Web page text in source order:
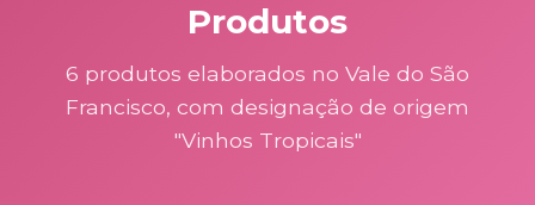
Produtos
6 produtos elaborados no Vale do São
Francisco, com designação de origem
"Vinhos Tropicais"